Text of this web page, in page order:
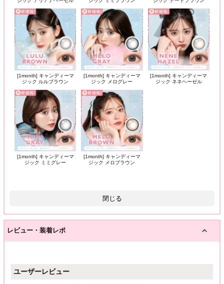
[1month] キャンディーマ
ジック ルルブラウン
[1month] キャンディーマ
ジック メログレー
[1month] キャンディーマ
ジック ネネヘーゼル
[1month] キャンディーマ
ジック ミミグレー
[1month] キャンディーマ
ジック メロブラウン
閉じる
レビュー・装着レポ
ユーザーレビュー